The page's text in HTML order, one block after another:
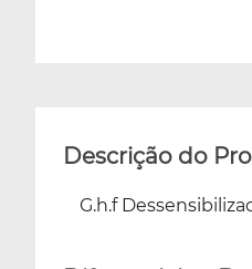
Descrição do
G.h.f